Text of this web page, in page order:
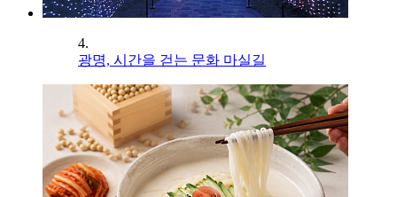
4.
광명, 시간을 걷는 문화 마실길